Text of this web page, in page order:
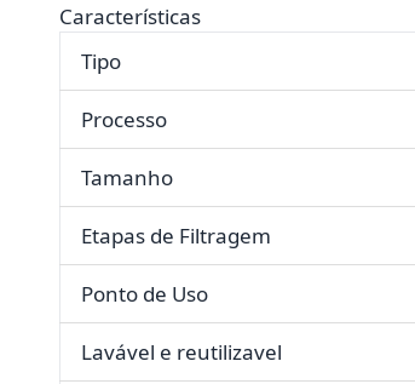
Características
Tipo
Processo
Tamanho
Etapas de Filtragem
Ponto de Uso
Lavável e reutilizavel